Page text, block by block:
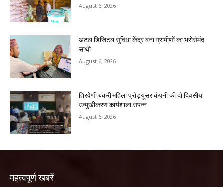
August 6, 2026
अटल डिजिटल सुविधा केंद्र बना ग्रामीणों का भरोसेमंद
साथी
August 6, 2026
त्रिवेणी बकरी महिला प्रोड्यूसर कंपनी की दो दिवसीय
उन्मुखीकरण कार्यशाला संपन्न
August 6, 2026
महत्वपूर्ण खबरें